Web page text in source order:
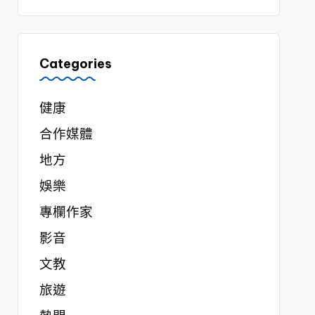
Categories
健康
合作媒體
地方
娛樂
專欄作家
影音
文教
旅遊